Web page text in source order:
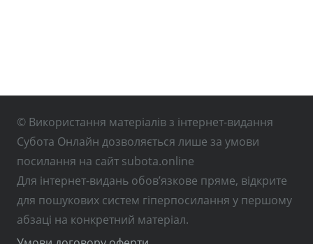
© Використання матеріалів з інтернет-видання
Субота Онлайн дозволяється лише за умови
посилання на сайт subota.online
Для інтернет-видань обов’язкове пряме, відкрите
для пошукових систем гіперпосилання у першому
абзаці на конкретний матеріал.